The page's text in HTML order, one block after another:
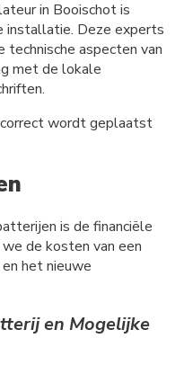
in Booischot is
installatie. Deze experts
technische aspecten van
met de lokale
wordt geplaatst
is de financiële
de kosten van een
het nieuwe
en Mogelijke